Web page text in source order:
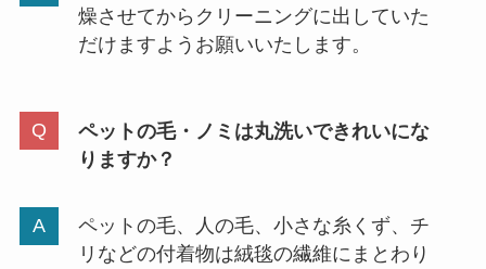
燥させてからクリーニングに出していた
だけますようお願いいたします。
ペットの毛・ノミは丸洗いできれいにな
りますか？
ペットの毛、人の毛、小さな糸くず、チ
リなどの付着物は絨毯の繊維にまとわり